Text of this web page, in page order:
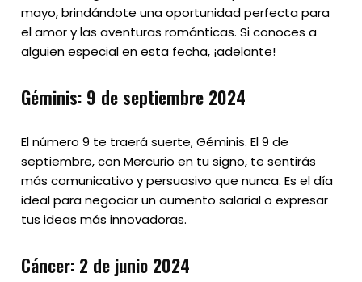
mayo, brindándote una oportunidad perfecta para
el amor y las aventuras románticas. Si conoces a
alguien especial en esta fecha, ¡adelante!
Géminis: 9 de septiembre 2024
El número 9 te traerá suerte, Géminis. El 9 de
septiembre, con Mercurio en tu signo, te sentirás
más comunicativo y persuasivo que nunca. Es el día
ideal para negociar un aumento salarial o expresar
tus ideas más innovadoras.
Cáncer: 2 de junio 2024